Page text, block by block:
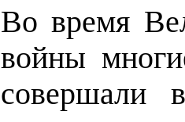
Во время
войны
совершали